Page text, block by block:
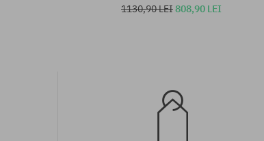
1130,90 LEI808,90 LEI